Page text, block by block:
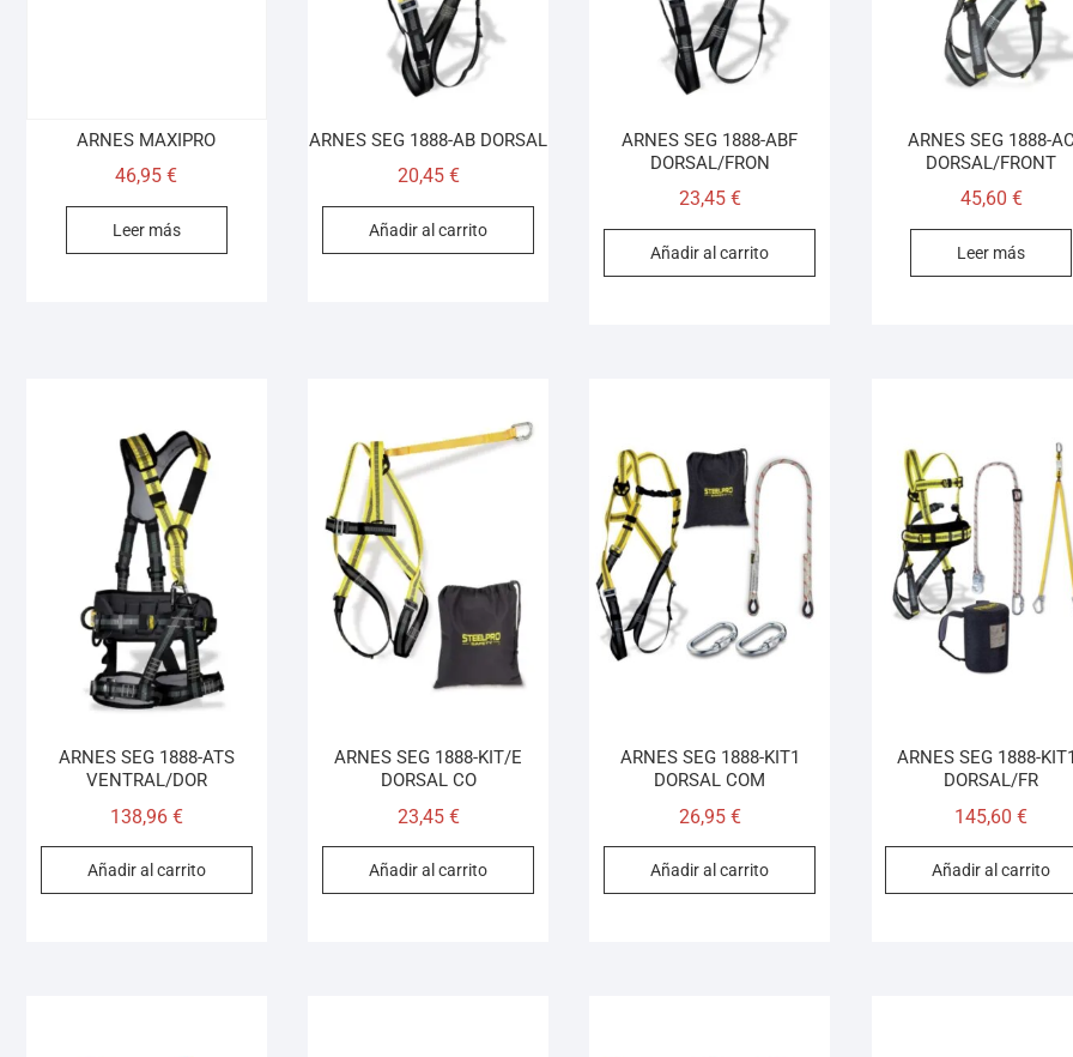
ARNES MAXIPRO
46,95€
Leer más
ARNES SEG 1888-AB DORSAL
20,45 €
Añadir al carrito
ARNES SEG 1888-ABF
DORSAL/FRON
23,45 €
Añadir al carrito
ARNES SEG 1888-
DORSAL/FRONT
45,60 €
Leer más
ARNES SEG 1888-ATS
VENTRAL/DOR
138,96 €
Añadir al carrito
ARNES SEG 1888-KIT/E
DORSAL CO
23,45 €
Añadir al carrito
ARNES SEG 1888-KIT1
DORSAL COM
26,95 €
Añadir al carrito
ARNES SEG 1888-
DORSAL/FR
145,60€
Añadir al carrito